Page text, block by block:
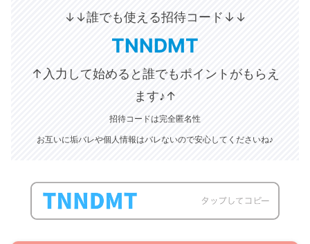
↓↓誰でも使える招待コード↓ ↓
TNNDMT
↑入力して始めると誰でもポイントがもらえ
ます♪ ↑
招待コードは完全匿名性
お互いに垢バレや個人情報はバレないので安心してくださいね♪